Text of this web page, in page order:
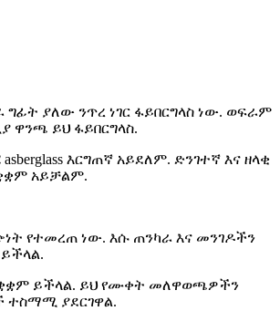
ያለው ንጥረ ነገር ፋይበርግላስ ነው. ወፍራም
ዋንጫ ይህ ፋይበርግላስ.
እርግጠኛ አይደለም. ድንገተኛ እና ዘላቂ
አይቻልም.
የተመረጠ ነው. እሱ ጠንካራ እና መንገዶችን
ይችላል. ይህ የሙቀት መለዋወጫዎችን
ተስማሚ ያደርገዋል.